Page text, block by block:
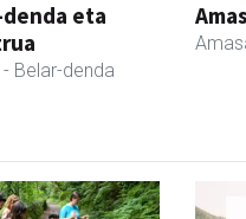
eta
- Belar-denda